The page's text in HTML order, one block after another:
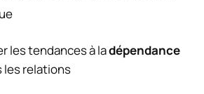
les tendances à ladépendance
les relations